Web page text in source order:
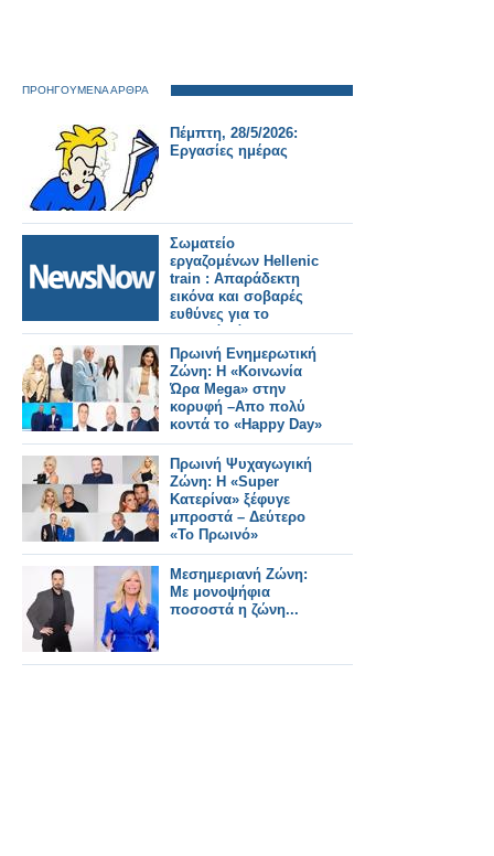
ΠΡΟΗΓΟΥΜΕΝΑ ΑΡΘΡΑ
Πέμπτη, 28/5/2026:
Εργασίες ημέρας
Σωματείο
εργαζομένων Hellenic
train : Απαράδεκτη
εικόνα και σοβαρές
ευθύνες για το
χθεσινό χάος στη
γραμμή Αεροδρομίου.
Πρωινή Ενημερωτική
Ζώνη: Η «Κοινωνία
Ώρα Mega» στην
κορυφή –Απο πολύ
κοντά το «Happy Day»
Πρωινή Ψυχαγωγική
Ζώνη: Η «Super
Κατερίνα» ξέφυγε
μπροστά – Δεύτερο
«Το Πρωινό»
Μεσημεριανή Ζώνη:
Με μονοψήφια
ποσοστά η ζώνη...